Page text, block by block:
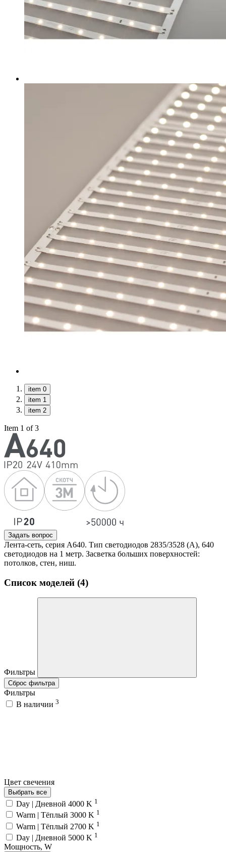
item 0
item 1
item 2
Item 1 of 3
Задать вопрос
Лента-сеть, серия A640. Тип светодиодов 2835/3528 (A), 640
светодиодов на 1 метр. Засветка больших поверхностей:
потолков, стен, ниш.
Список моделей (4)
Фильтры
Сброс фильтра
Фильтры
В наличии 3
Цвет свечения
Выбрать все
Day | Дневной 4000 K 1
Warm | Тёплый 3000 K 1
Warm | Тёплый 2700 K 1
Day | Дневной 5000 K 1
Мощность, W